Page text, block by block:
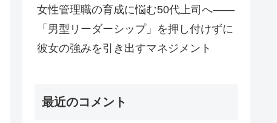
女性管理職の育成に悩む50代上司へ——
「男型リーダーシップ」を押し付けずに
彼女の強みを引き出すマネジメント
最近のコメント